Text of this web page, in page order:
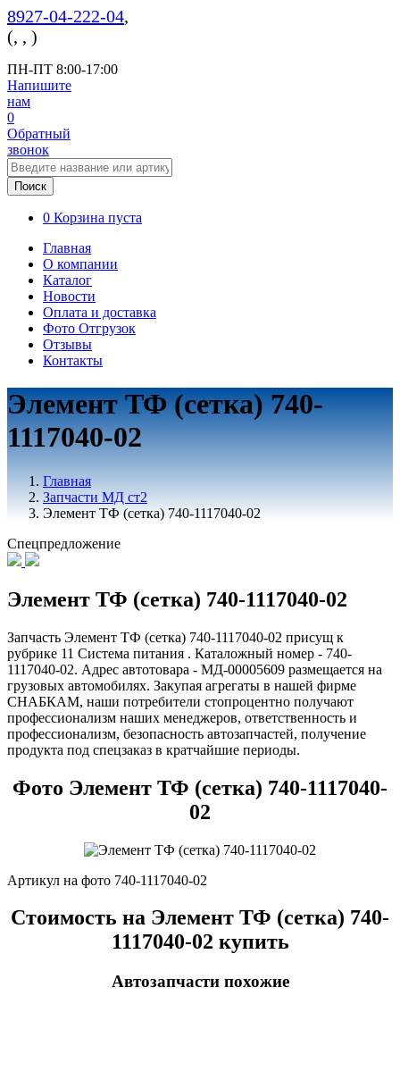
8927-04-222-04,
(, , )
ПН-ПТ 8:00-17:00
Напишите
нам
0
Обратный
звонок
Поиск
0 Корзина пуста
Главная
О компании
Каталог
Новости
Оплата и доставка
Фото Отгрузок
Отзывы
Контакты
Элемент ТФ (сетка) 740-
1117040-02
Главная
Запчасти МД ст2
Элемент ТФ (сетка) 740-1117040-02
Спецпредложение
Элемент ТФ (сетка) 740-1117040-02
Запчасть Элемент ТФ (сетка) 740-1117040-02 присущ к
рубрике 11 Система питания . Каталожный номер - 740-
1117040-02. Адрес автотовара - МД-00005609 размещается на
грузовых автомобилях. Закупая агрегаты в нашей фирме
СНАБКАМ, наши потребители стопроцентно получают
профессионализм наших менеджеров, ответственность и
профессионализм, безопасность автозапчастей, получение
продукта под спецзаказ в кратчайшие периоды.
Фото Элемент ТФ (сетка) 740-1117040-
02
Артикул на фото 740-1117040-02
Стоимость на Элемент ТФ (сетка) 740-
1117040-02 купить
Автозапчасти похожие